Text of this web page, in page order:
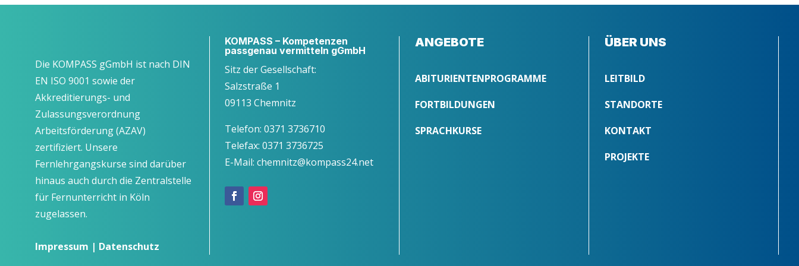
Die KOMPASS gGmbH ist nach DIN
EN ISO 9001 sowie der
Akkreditierungs- und
Zulassungsverordnung
Arbeitsförderung (AZAV)
zertifiziert. Unsere
Fernlehrgangskurse sind darüber
hinaus auch durch die Zentralstelle
für Fernunterricht in Köln
zugelassen.
Impressum | Datenschutz
KOMPASS – Kompetenzen
passgenau vermitteln gGmbH
Sitz der Gesellschaft:
Salzstraße 1
09113 Chemnitz
Telefon: 0371 3736710
Telefax: 0371 3736725
E-Mail: chemnitz@kompass24.net
ANGEBOTE
ABITURIENTENPROGRAMME
FORTBILDUNGEN
SPRACHKURSE
ÜBER UNS
LEITBILD
STANDORTE
KONTAKT
PROJEKTE